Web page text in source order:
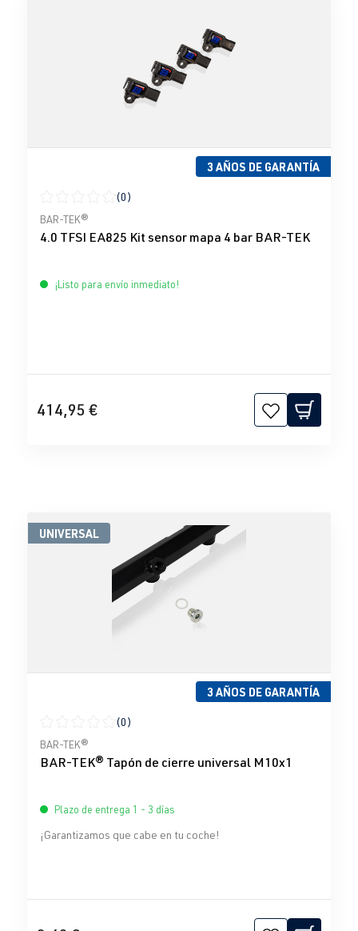
3 AÑOS DE GARANTÍA
Calificación promedio de 0 de 5 estrellas
(0)
BAR-TEK®
4.0 TFSI EA825 Kit sensor mapa 4 bar BAR-TEK
¡Listo para envío inmediato!
414,95 €
UNIVERSAL
3 AÑOS DE GARANTÍA
Calificación promedio de 0 de 5 estrellas
(0)
BAR-TEK®
BAR-TEK® Tapón de cierre universal M10x1
Plazo de entrega 1 - 3 días
¡Garantizamos que cabe en tu coche!